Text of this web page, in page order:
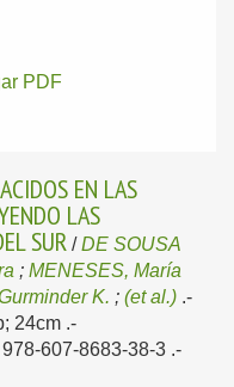
PDF
EN LAS
LAS
SUR /DE SOUSA
; MENESES, María
K. ; (et al.) .-
24cm .-
607-8683-38-3 .-